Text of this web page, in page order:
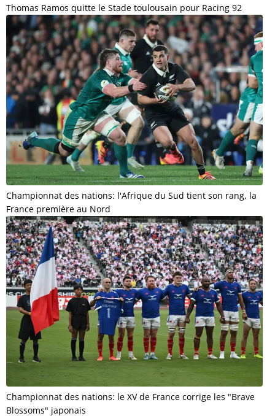
Thomas Ramos quitte le Stade toulousain pour Racing 92
Championnat des nations: l'Afrique du Sud tient son rang, la
France première au Nord
Championnat des nations: le XV de France corrige les "Brave
Blossoms" japonais